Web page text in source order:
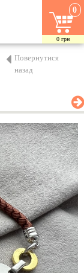
0
0 грн
Повернутися
назад